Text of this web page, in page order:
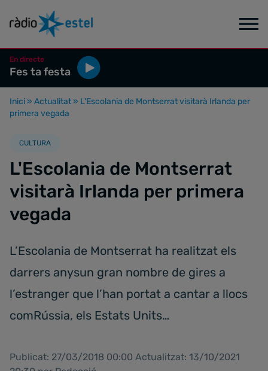
En directe
Fes ta festa
Inici » Actualitat » L'Escolania de Montserrat visitarà Irlanda per
primera vegada
CULTURA
L'Escolania de Montserrat
visitarà Irlanda per primera
vegada
L’Escolania de Montserrat ha realitzat els
darrers anysun gran nombre de gires a
l’estranger que l’han portat a cantar a llocs
comRússia, els Estats Units…
Publicat: 27/03/2018 00:00 Actualitzat: 13/10/2021